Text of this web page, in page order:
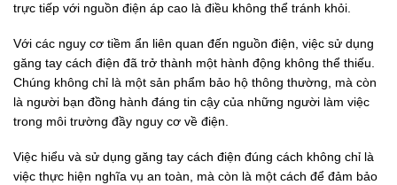
trực tiếp với nguồn điện áp cao là điều không thể tránh khỏi.
Với các nguy cơ tiềm ẩn liên quan đến nguồn điện, việc sử dụng
găng tay cách điện đã trở thành một hành động không thể thiếu.
Chúng không chỉ là một sản phẩm bảo hộ thông thường, mà còn
là người bạn đồng hành đáng tin cậy của những người làm việc
trong môi trường đầy nguy cơ về điện.
Việc hiểu và sử dụng găng tay cách điện đúng cách không chỉ là
việc thực hiện nghĩa vụ an toàn, mà còn là một cách để đảm bảo